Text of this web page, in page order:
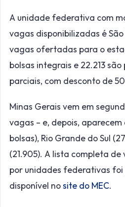
A unidade federativa com
vagas disponibilizadas é São
vagas ofertadas para o
bolsas integrais e 22.213 são
parciais, com desconto de
Minas Gerais vem em
vagas – e, depois, aparecem
bolsas), Rio Grande do Sul
(21.905). A lista completa
por unidades federativas
disponível nosite do MEC.